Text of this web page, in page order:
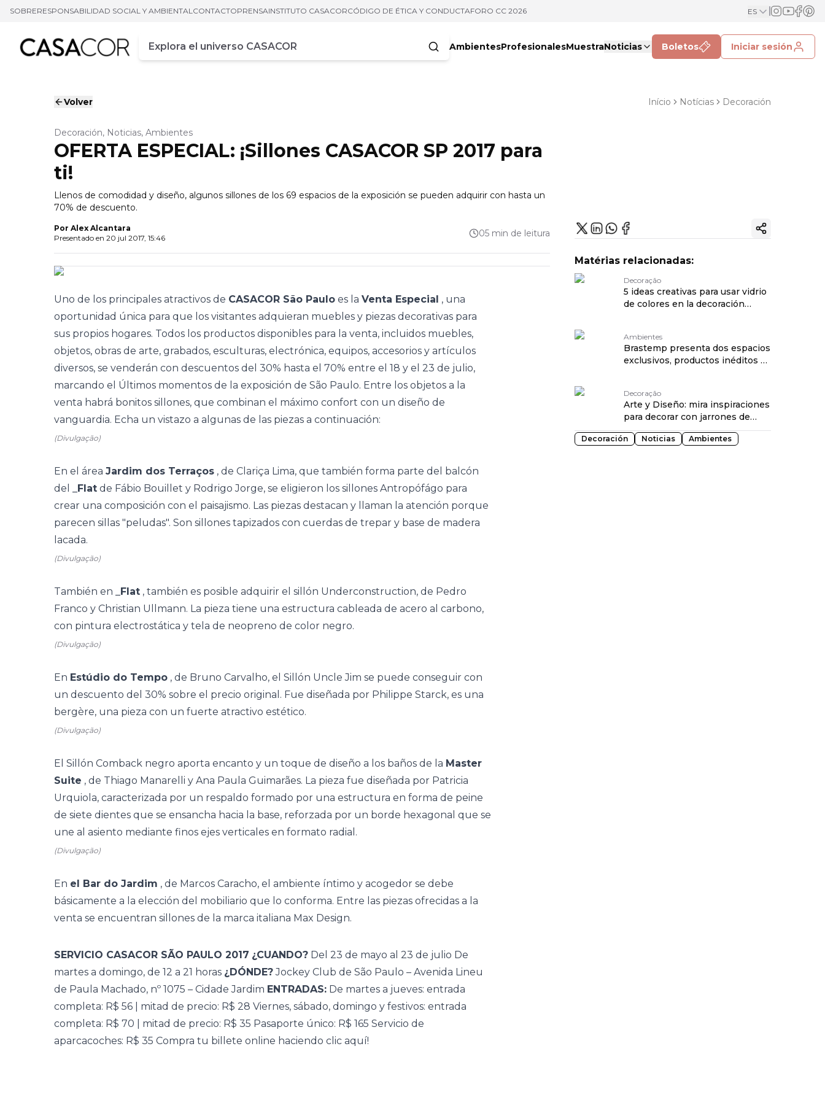
SOBRERESPONSABILIDAD SOCIAL Y AMBIENTALCONTACTOPRENSAINSTITUTO CASACORCÓDIGO DE ÉTICA Y CONDUCTAFORO CC 2026 ES
Campo de busca
Ingrese al menos tres caracteres
AmbientesProfesionalesMuestraNoticias Boletos Iniciar sesión
Volver Início Notícias Decoración
Decoración, Noticias, Ambientes
OFERTA ESPECIAL: ¡Sillones CASACOR SP 2017 para
ti!
Llenos de comodidad y diseño, algunos sillones de los 69 espacios de la exposición se pueden adquirir con hasta un
70% de descuento.
Por Alex Alcantara
Presentado en 20 jul 2017, 15:46 05 min de leitura
Uno de los principales atractivos de CASACOR São Paulo es la Venta Especial , una
oportunidad única para que los visitantes adquieran muebles y piezas decorativas para
sus propios hogares. Todos los productos disponibles para la venta, incluidos muebles,
objetos, obras de arte, grabados, esculturas, electrónica, equipos, accesorios y artículos
diversos, se venderán con descuentos del 30% hasta el 70% entre el 18 y el 23 de julio,
marcando el Últimos momentos de la exposición de São Paulo. Entre los objetos a la
venta habrá bonitos sillones, que combinan el máximo confort con un diseño de
vanguardia. Echa un vistazo a algunas de las piezas a continuación:
(Divulgação)
En el área Jardim dos Terraços , de Clariça Lima, que también forma parte del balcón
del
_Flat de Fábio Bouillet y Rodrigo Jorge, se eligieron los sillones Antropófágo para
crear una composición con el paisajismo. Las piezas destacan y llaman la atención porque
parecen sillas "peludas". Son sillones tapizados con cuerdas de trepar y base de madera
lacada.
(Divulgação)
También en _Flat , también es posible adquirir el sillón Underconstruction, de Pedro
Franco y Christian Ullmann. La pieza tiene una estructura cableada de acero al carbono,
con pintura electrostática y tela de neopreno de color negro.
(Divulgação)
En Estúdio do Tempo , de Bruno Carvalho, el Sillón Uncle Jim se puede conseguir con
un descuento del 30% sobre el precio original. Fue diseñada por Philippe Starck, es una
bergère, una pieza con un fuerte atractivo estético.
(Divulgação)
El Sillón Comback negro aporta encanto y un toque de diseño a los baños de la Master
Suite , de Thiago Manarelli y Ana Paula Guimarães. La pieza fue diseñada por Patricia
Urquiola, caracterizada por un respaldo formado por una estructura en forma de peine
de siete dientes que se ensancha hacia la base, reforzada por un borde hexagonal que se
une al asiento mediante finos ejes verticales en formato radial.
(Divulgação)
En el Bar do Jardim , de Marcos Caracho, el ambiente íntimo y acogedor se debe
básicamente a la elección del mobiliario que lo conforma. Entre las piezas ofrecidas a la
venta se encuentran sillones de la marca italiana Max Design.
SERVICIO CASACOR SÃO PAULO 2017 ¿CUANDO? Del 23 de mayo al 23 de julio De
martes a domingo, de 12 a 21 horas ¿DÓNDE?Jockey Club de São Paulo – Avenida Lineu
de Paula Machado, nº 1075 – Cidade Jardim ENTRADAS: De martes a jueves: entrada
completa: R$ 56 | mitad de precio: R$ 28 Viernes, sábado, domingo y festivos: entrada
completa: R$ 70 | mitad de precio: R$ 35 Pasaporte único: R$ 165 Servicio de
aparcacoches: R$ 35 Compra tu billete online haciendo clic aquí!
Copiar enlace
Matérias relacionadas:
Decoração
5 ideas creativas para usar vidrio
de colores en la decoración
Ambientes
Brastemp presenta dos espacios
exclusivos, productos inéditos y
traduzido por: OPENROUTER
Decoração
Arte y Diseño: mira inspiraciones
para decorar con jarrones de
cerámica traduzido por:
OPENROUTER
Decoración Noticias Ambientes